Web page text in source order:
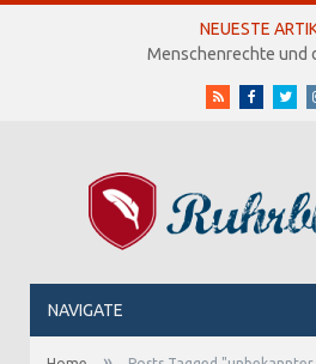
NEUESTE
Menschenrechte und
RSS Facebook
NAVIGATE